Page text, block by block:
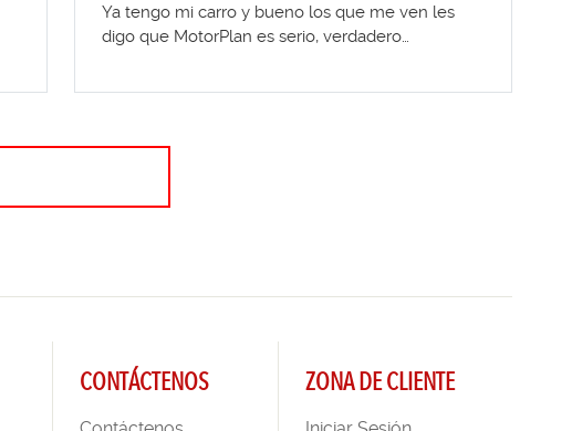
Ya tengo mi carro y bueno los que me ven les
digo que MotorPlan es serio, verdadero…
CONTÁCTENOS ZONA DE CLIENTE